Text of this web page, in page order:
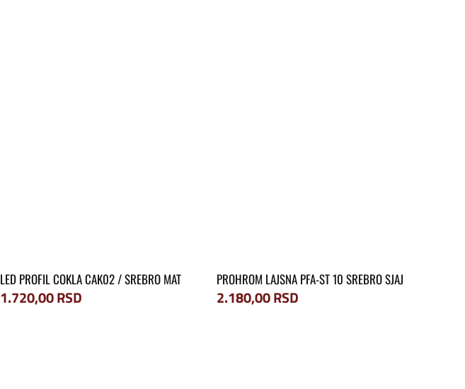
LED PROFIL COKLA CAK02 / SREBRO MAT
1.720,00RSD
PROHROM LAJSNA PFA-ST 10 SREBRO SJAJ
2.180,00RSD